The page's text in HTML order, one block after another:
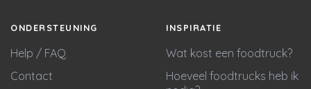
ONDERSTEUNING
Help / FAQ
Contact
INSPIRATIE
Wat kost een foodtruck?
Hoeveel foodtrucks heb ik